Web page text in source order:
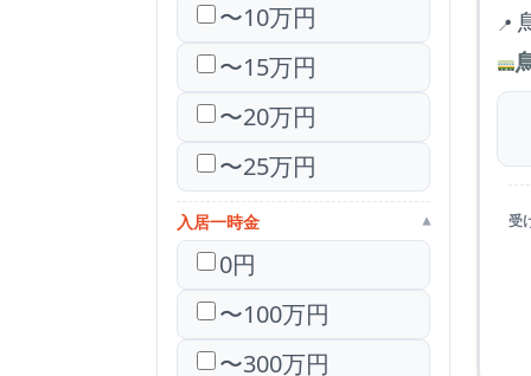
〜10万円
〜15万円
〜20万円
〜25万円
入居一時金 ▾
0円
〜100万円
〜300万円
受